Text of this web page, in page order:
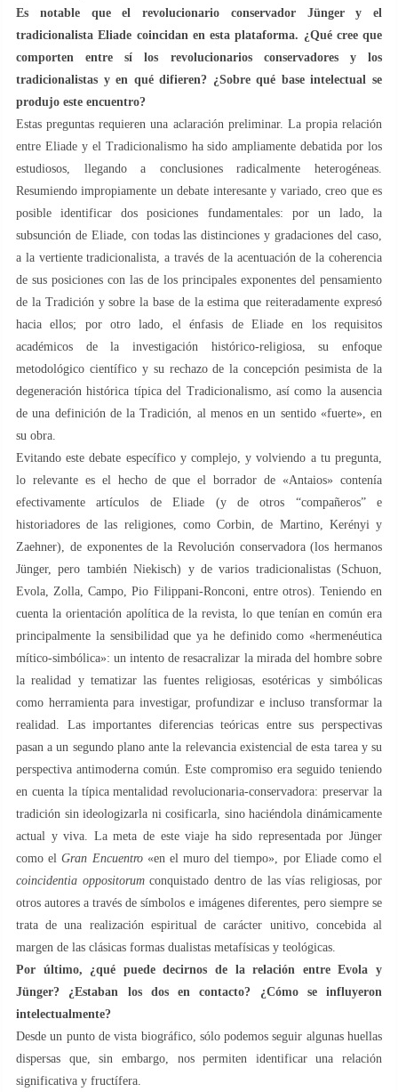
Es notable que el revolucionario conservador Jünger y el
tradicionalista Eliade coincidan en esta plataforma. ¿Qué cree que
comporten entre sí los revolucionarios conservadores y los
tradicionalistas y en qué difieren? ¿Sobre qué base intelectual se
produjo este encuentro?
Estas preguntas requieren una aclaración preliminar. La propia relación
entre Eliade y el Tradicionalismo ha sido ampliamente debatida por los
estudiosos, llegando a conclusiones radicalmente heterogéneas.
Resumiendo impropiamente un debate interesante y variado, creo que es
posible identificar dos posiciones fundamentales: por un lado, la
subsunción de Eliade, con todas las distinciones y gradaciones del caso,
a la vertiente tradicionalista, a través de la acentuación de la coherencia
de sus posiciones con las de los principales exponentes del pensamiento
de la Tradición y sobre la base de la estima que reiteradamente expresó
hacia ellos; por otro lado, el énfasis de Eliade en los requisitos
académicos de la investigación histórico-religiosa, su enfoque
metodológico científico y su rechazo de la concepción pesimista de la
degeneración histórica típica del Tradicionalismo, así como la ausencia
de una definición de la Tradición, al menos en un sentido «fuerte», en
su obra.
Evitando este debate específico y complejo, y volviendo a tu pregunta,
lo relevante es el hecho de que el borrador de «Antaios» contenía
efectivamente artículos de Eliade (y de otros “compañeros” e
historiadores de las religiones, como Corbin, de Martino, Kerényi y
Zaehner), de exponentes de la Revolución conservadora (los hermanos
Jünger, pero también Niekisch) y de varios tradicionalistas (Schuon,
Evola, Zolla, Campo, Pio Filippani-Ronconi, entre otros). Teniendo en
cuenta la orientación apolítica de la revista, lo que tenían en común era
principalmente la sensibilidad que ya he definido como «hermenéutica
mítico-simbólica»: un intento de resacralizar la mirada del hombre sobre
la realidad y tematizar las fuentes religiosas, esotéricas y simbólicas
como herramienta para investigar, profundizar e incluso transformar la
realidad. Las importantes diferencias teóricas entre sus perspectivas
pasan a un segundo plano ante la relevancia existencial de esta tarea y su
perspectiva antimoderna común. Este compromiso era seguido teniendo
en cuenta la típica mentalidad revolucionaria-conservadora: preservar la
tradición sin ideologizarla ni cosificarla, sino haciéndola dinámicamente
actual y viva. La meta de este viaje ha sido representada por Jünger
como elGran Encuentro«en el muro del tiempo», por Eliade como el
coincidentia oppositorumconquistado dentro de las vías religiosas, por
otros autores a través de símbolos e imágenes diferentes, pero siempre se
trata de una realización espiritual de carácter unitivo, concebida al
margen de las clásicas formas dualistas metafísicas y teológicas.
Por último, ¿qué puede decirnos de la relación entre Evola y
Jünger? ¿Estaban los dos en contacto? ¿Cómo se influyeron
intelectualmente?
Desde un punto de vista biográfico, sólo podemos seguir algunas huellas
dispersas que, sin embargo, nos permiten identificar una relación
significativa y fructífera.